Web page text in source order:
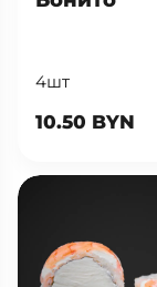
4шт
10.50 BYN